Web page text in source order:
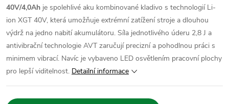
40V/4,0Ah je spolehlivé aku kombinované kladivo s technologií Li-
ion XGT 40V, která umožňuje extrémní zatížení stroje a dlouhou
výdrž na jedno nabití akumulátoru. Síla jednotlivého úderu 2,8 J a
antivibrační technologie AVT zaručují precizní a pohodlnou práci s
minimem vibrací. Navíc je vybaveno LED osvětlením pracovní plochy
pro lepší viditelnost. Detailní informace